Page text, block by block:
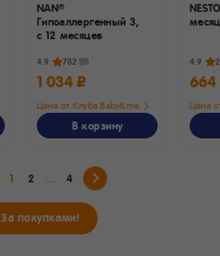
NAN®
Гипоаллергенный 3,
с 12 месяцев
4.9 782
1 034 ₽
Цена от Клуба Baby&me
В корзину
4.9
664
Цена
1 2 4
За покупками!